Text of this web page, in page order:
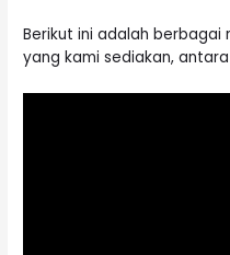
Berikut ini adalah berbagai
yang kami sediakan, antara